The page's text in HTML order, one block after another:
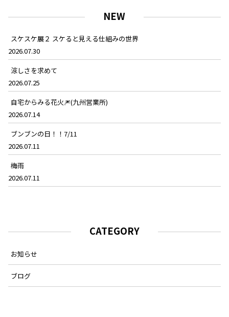
NEW
スケスケ展２ スケると見える仕組みの世界
2026.07.30
涼しさを求めて
2026.07.25
自宅からみる花火🎆(九州営業所)
2026.07.14
ブンブンの日！！7/11
2026.07.11
梅雨
2026.07.11
CATEGORY
お知らせ
ブログ